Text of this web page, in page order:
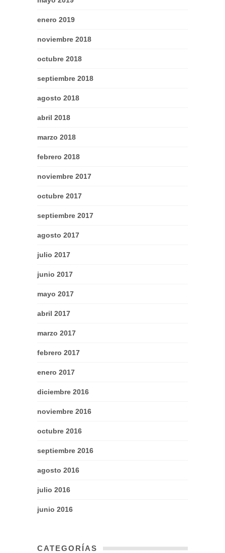
enero 2019
noviembre 2018
octubre 2018
septiembre 2018
agosto 2018
abril 2018
marzo 2018
febrero 2018
noviembre 2017
octubre 2017
septiembre 2017
agosto 2017
julio 2017
junio 2017
mayo 2017
abril 2017
marzo 2017
febrero 2017
enero 2017
diciembre 2016
noviembre 2016
octubre 2016
septiembre 2016
agosto 2016
julio 2016
junio 2016
CATEGORÍAS